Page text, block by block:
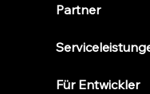
Partner
Für Entwickler